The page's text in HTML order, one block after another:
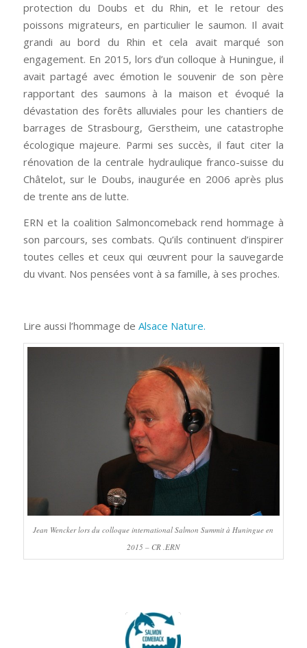
protection du Doubs et du Rhin, et le retour des
poissons migrateurs, en particulier le saumon. Il avait
grandi au bord du Rhin et cela avait marqué son
engagement. En 2015, lors d’un colloque à Huningue, il
avait partagé avec émotion le souvenir de son père
rapportant des saumons à la maison et évoqué la
dévastation des forêts alluviales pour les chantiers de
barrages de Strasbourg, Gerstheim, une catastrophe
écologique majeure. Parmi ses succès, il faut citer la
rénovation de la centrale hydraulique franco-suisse du
Châtelot, sur le Doubs, inaugurée en 2006 après plus
de trente ans de lutte.
ERN et la coalition Salmoncomeback rend hommage à
son parcours, ses combats. Qu’ils continuent d’inspirer
toutes celles et ceux qui œuvrent pour la sauvegarde
du vivant. Nos pensées vont à sa famille, à ses proches.
Lire aussi l’hommage de Alsace Nature.
Jean Wencker lors du colloque international Salmon Summit à Huningue en
2015 – CR .ERN